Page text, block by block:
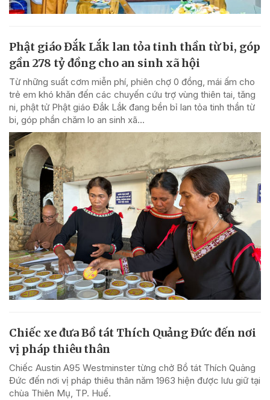
Phật giáo Đắk Lắk lan tỏa tinh thần từ bi, góp
gần 278 tỷ đồng cho an sinh xã hội
Từ những suất cơm miễn phí, phiên chợ 0 đồng, mái ấm cho
trẻ em khó khăn đến các chuyến cứu trợ vùng thiên tai, tăng
ni, phật tử Phật giáo Đắk Lắk đang bền bỉ lan tỏa tinh thần từ
bi, góp phần chăm lo an sinh xã...
Chiếc xe đưa Bồ tát Thích Quảng Đức đến nơi
vị pháp thiêu thân
Chiếc Austin A95 Westminster từng chở Bồ tát Thích Quảng
Đức đến nơi vị pháp thiêu thân năm 1963 hiện được lưu giữ tại
chùa Thiên Mụ, TP. Huế.